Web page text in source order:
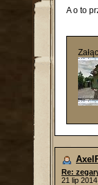
A o to
Re:
21 lip